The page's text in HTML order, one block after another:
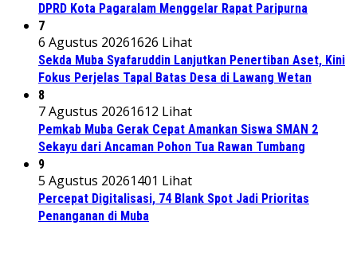
DPRD Kota Pagaralam Menggelar Rapat Paripurna
7
6 Agustus 20261626 Lihat
Sekda Muba Syafaruddin Lanjutkan Penertiban Aset, Kini
Fokus Perjelas Tapal Batas Desa di Lawang Wetan
8
7 Agustus 20261612 Lihat
Pemkab Muba Gerak Cepat Amankan Siswa SMAN 2
Sekayu dari Ancaman Pohon Tua Rawan Tumbang
9
5 Agustus 20261401 Lihat
Percepat Digitalisasi, 74 Blank Spot Jadi Prioritas
Penanganan di Muba